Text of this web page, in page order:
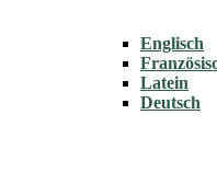
Englisch
Latein
Deutsch